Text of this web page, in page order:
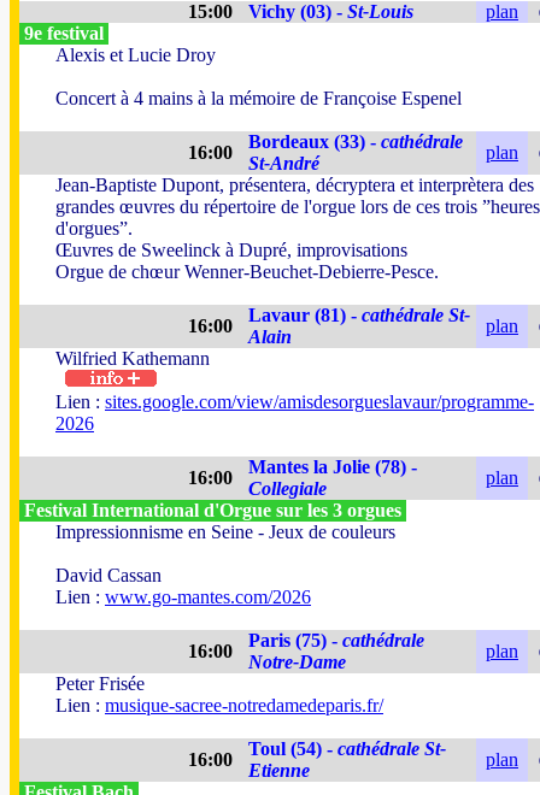
15:00 Vichy (03) - St-Louis plan
9e festival
Alexis et Lucie Droy
Concert à 4 mains à la mémoire de Françoise Espenel
16:00
Bordeaux (33) - cathédrale
St-André
plan
Jean-Baptiste Dupont, présentera, décryptera et interprètera des
grandes œuvres du répertoire de l'orgue lors de ces trois ”heures
d'orgues”.
Œuvres de Sweelinck à Dupré, improvisations
Orgue de chœur Wenner-Beuchet-Debierre-Pesce.
16:00
Lavaur (81) - cathédrale St-
Alain
plan
Wilfried Kathemann
Lien : sites.google.com/view/amisdesorgueslavaur/programme-
2026
16:00
Mantes la Jolie (78) -
Collegiale
plan
Festival International d'Orgue sur les 3 orgues
Impressionnisme en Seine - Jeux de couleurs
David Cassan
Lien : www.go-mantes.com/2026
16:00
Paris (75) - cathédrale
Notre-Dame
plan
Peter Frisée
Lien : musique-sacree-notredamedeparis.fr/
16:00
Toul (54) - cathédrale St-
Etienne
plan